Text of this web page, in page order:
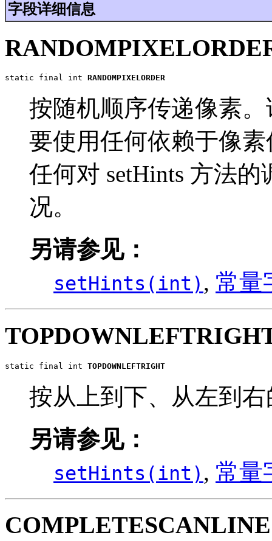
字段详细信息
static final int RANDOMPIXELORDER
按随机顺序传递像素。
要使用任何依赖于像
任何对 setHints 方法
况。
另请参见：
setHints(int) , 常量
static final int TOPDOWNLEFTRIGHT
按从上到下、从左到
另请参见：
setHints(int) , 常量